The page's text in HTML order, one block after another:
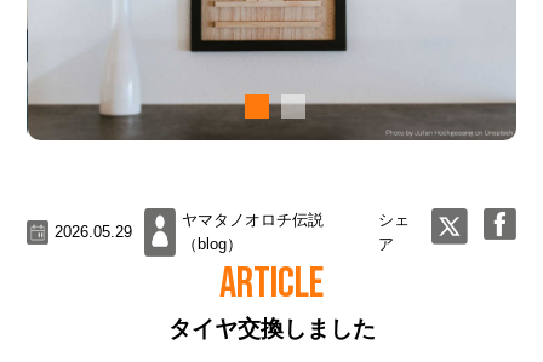
2026.05.29
ヤマタノオロチ伝説
（blog）
シェ
ア
ARTICLE
タイヤ交換しました